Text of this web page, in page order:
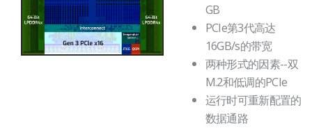
GB
PCIe第3代高达
16GB/s的带宽
两种形式的因素--双
M.2和低调的PCIe
运行时可重新配置的
数据通路